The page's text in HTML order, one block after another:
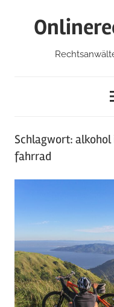
Schlagwort: alkohol
fahrrad